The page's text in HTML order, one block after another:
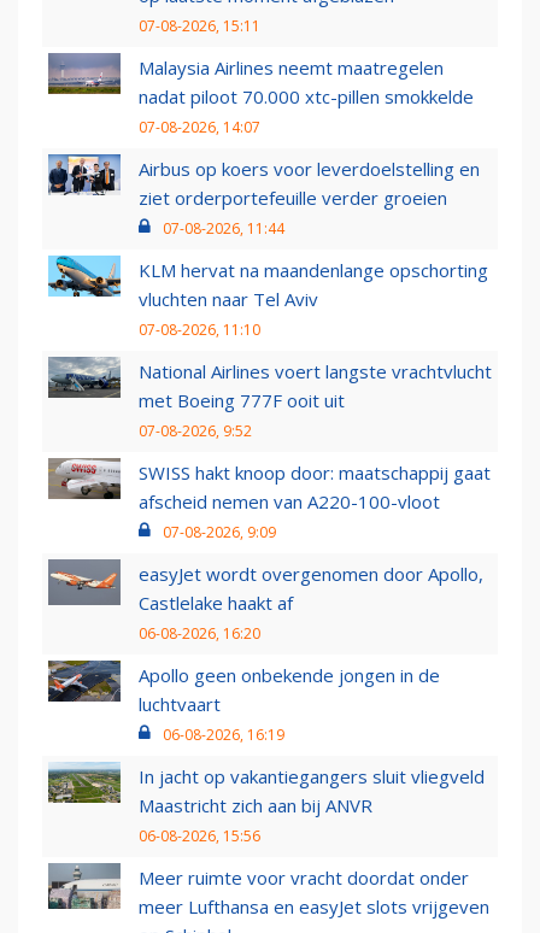
07-08-2026, 15:11
Malaysia Airlines neemt maatregelen
nadat piloot 70.000 xtc-pillen smokkelde
07-08-2026, 14:07
Airbus op koers voor leverdoelstelling en
ziet orderportefeuille verder groeien
07-08-2026, 11:44
KLM hervat na maandenlange opschorting
vluchten naar Tel Aviv
07-08-2026, 11:10
National Airlines voert langste vrachtvlucht
met Boeing 777F ooit uit
07-08-2026, 9:52
SWISS hakt knoop door: maatschappij gaat
afscheid nemen van A220-100-vloot
07-08-2026, 9:09
easyJet wordt overgenomen door Apollo,
Castlelake haakt af
06-08-2026, 16:20
Apollo geen onbekende jongen in de
luchtvaart
06-08-2026, 16:19
In jacht op vakantiegangers sluit vliegveld
Maastricht zich aan bij ANVR
06-08-2026, 15:56
Meer ruimte voor vracht doordat onder
meer Lufthansa en easyJet slots vrijgeven